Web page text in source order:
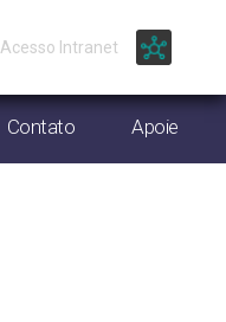
Contato Apoie
Acesso Intranet